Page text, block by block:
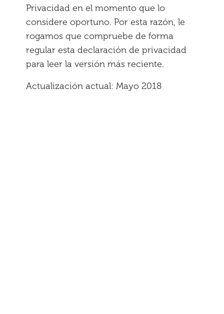
Privacidad en el momento que lo
considere oportuno. Por esta razón, le
rogamos que compruebe de forma
regular esta declaración de privacidad
para leer la versión más reciente.
Actualización actual: Mayo 2018